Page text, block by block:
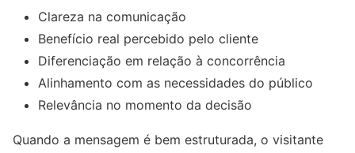
Clareza na comunicação
Benefício real percebido pelo cliente
Diferenciação em relação à concorrência
Alinhamento com as necessidades do público
Relevância no momento da decisão
Quando a mensagem é bem estruturada, o visitante